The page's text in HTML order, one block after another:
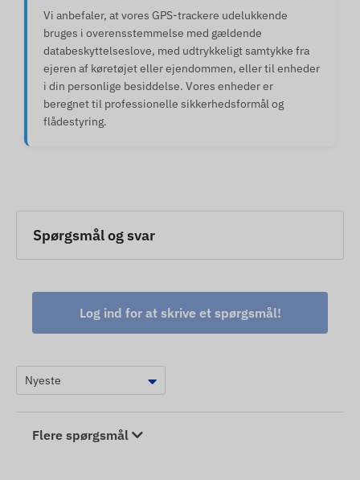
Vi anbefaler, at vores GPS-trackere udelukkende
bruges i overensstemmelse med gældende
databeskyttelseslove, med udtrykkeligt samtykke fra
ejeren af køretøjet eller ejendommen, eller til enheder
i din personlige besiddelse. Vores enheder er
beregnet til professionelle sikkerhedsformål og
flådestyring.
Spørgsmål og svar
Log ind for at skrive et spørgsmål!
Flere spørgsmål